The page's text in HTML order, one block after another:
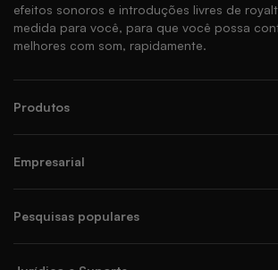
efeitos sonoros e introduções livres de
medida para você, para que você possa
melhores com som, rapidamente.
Produtos
Empresarial
Pesquisas populares